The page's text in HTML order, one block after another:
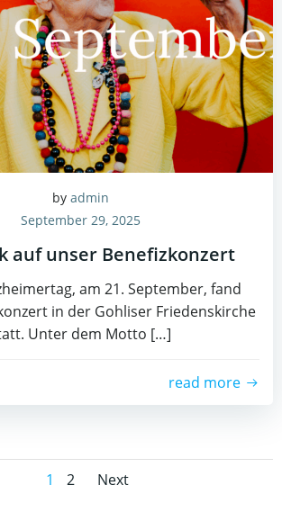
by admin
September 29, 2025
auf unser Benefizkonzert
am 21. September, fand
in der Gohliser Friedenskirche
Unter dem Motto […]
read more
Posts
Page
1 Page
2
Posts
Next